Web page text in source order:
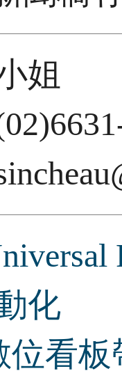
姐
化
看板